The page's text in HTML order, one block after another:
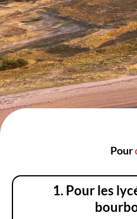
Pour
1. Pour les